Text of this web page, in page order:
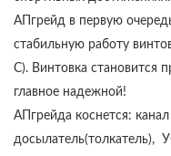
АПгрейд в первую
стабильную работу
С). Винтовка становится
главное надежной!
АПгрейда коснется:
досылатель(толкатель),